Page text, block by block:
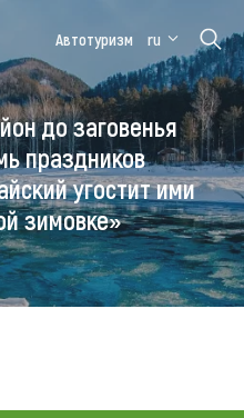
Медицинский
форум
Алтайская
зимовка
Автотуризм ru
до заговенья
праздников
угостит ими
зимовке»